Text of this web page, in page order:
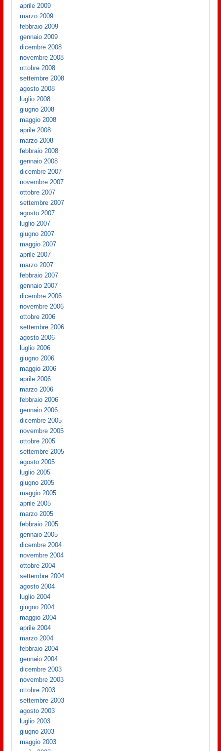
aprile 2009
marzo 2009
febbraio 2009
gennaio 2009
dicembre 2008
novembre 2008
ottobre 2008
settembre 2008
agosto 2008
luglio 2008
giugno 2008
maggio 2008
aprile 2008
marzo 2008
febbraio 2008
gennaio 2008
dicembre 2007
novembre 2007
ottobre 2007
settembre 2007
agosto 2007
luglio 2007
giugno 2007
maggio 2007
aprile 2007
marzo 2007
febbraio 2007
gennaio 2007
dicembre 2006
novembre 2006
ottobre 2006
settembre 2006
agosto 2006
luglio 2006
giugno 2006
maggio 2006
aprile 2006
marzo 2006
febbraio 2006
gennaio 2006
dicembre 2005
novembre 2005
ottobre 2005
settembre 2005
agosto 2005
luglio 2005
giugno 2005
maggio 2005
aprile 2005
marzo 2005
febbraio 2005
gennaio 2005
dicembre 2004
novembre 2004
ottobre 2004
settembre 2004
agosto 2004
luglio 2004
giugno 2004
maggio 2004
aprile 2004
marzo 2004
febbraio 2004
gennaio 2004
dicembre 2003
novembre 2003
ottobre 2003
settembre 2003
agosto 2003
luglio 2003
giugno 2003
maggio 2003